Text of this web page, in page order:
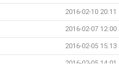
2016-02-10 20:11
2016-02-07 12:00
2016-02-05 15:13
2016-02-05 14:01